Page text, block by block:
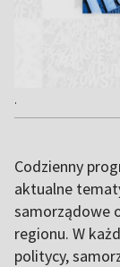
.
Codzienny
aktualne
samorządowe
regionu. W
politycy,